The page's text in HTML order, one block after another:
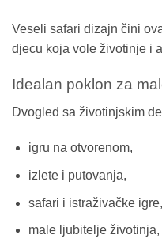
Veseli safari dizajn čini
djecu koja vole životinje i
Idealan poklon za
Dvogled sa životinjskim
igru na otvorenom,
izlete i putovanja,
safari i istraživačke igre,
male ljubitelje životinja,